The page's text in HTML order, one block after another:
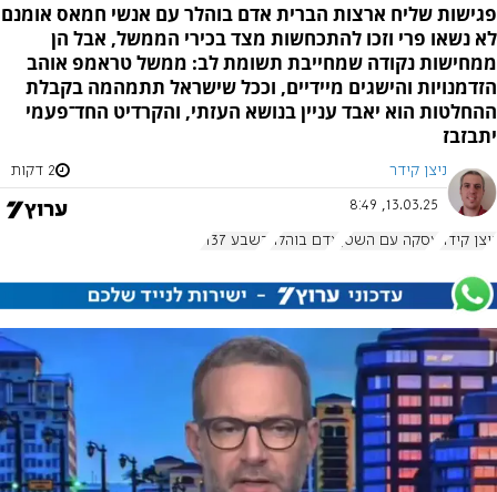
פגישות שליח ארצות הברית אדם בוהלר עם אנשי חמאס אומנם
לא נשאו פרי וזכו להתכחשות מצד בכירי הממשל, אבל הן
ממחישות נקודה שמחייבת תשומת לב: ממשל טראמפ אוהב
הזדמנויות והישגים מיידיים, וככל שישראל תתמהמה בקבלת
ההחלטות הוא יאבד עניין בנושא העזתי, והקרדיט החד־פעמי
יתבזבז
ניצן קידר 2 דקות
13.03.25, 8:49
ניצן קידר עסקה עם השטן אדם בוהלר בשבע 1137